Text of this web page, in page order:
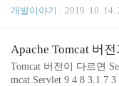
돌아 가는거 처럼 보이
tarted `httpd` (label:
다. $ tail -f /usr/local/var/
개발이야기 2019. 10. 14.
Apache Tomcat 버
Tomcat 버전이 다르면
mcat Servlet 9 4 8 3.1 7